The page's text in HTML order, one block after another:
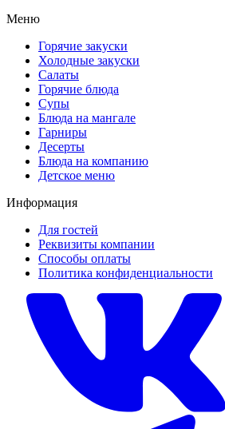
Меню
Горячие закуски
Холодные закуски
Салаты
Горячие блюда
Супы
Блюда на мангале
Гарниры
Десерты
Блюда на компанию
Детское меню
Информация
Для гостей
Реквизиты компании
Способы оплаты
Политика конфиденциальности